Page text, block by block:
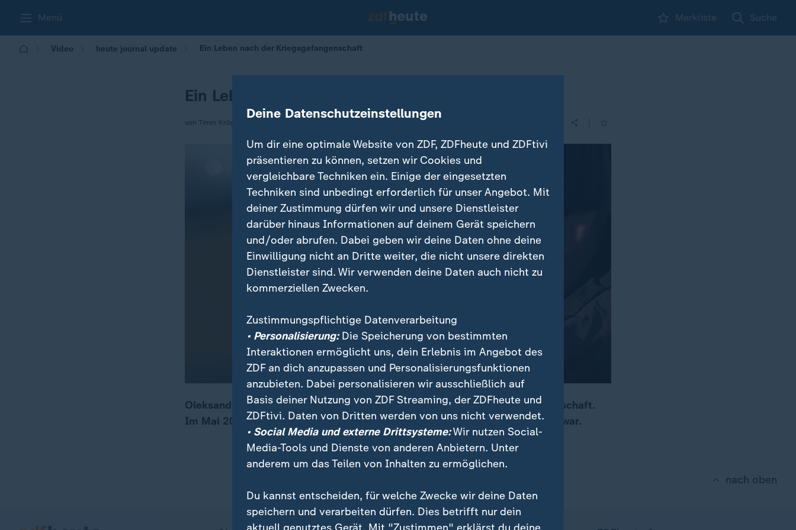
Menü Merkliste Suche
Video heute journal update Ein Leben nach der Kriegsgefangenschaft
Ein Leben nach der Kriegsgefangenschaft
von Timm Kröger
00:16 02:48
Oleksandr Negir aus der Ukraine war zwei Jahre lang in russischer Gefangenschaft.
Im Mai 2025 kam er frei. Noch immer ist er nicht der Mensch, der er einmal war.
nach oben
Deine Datenschutzeinstellungen
Um dir eine optimale Website von ZDF, ZDFheute und ZDFtivi
präsentieren zu können, setzen wir Cookies und
vergleichbare Techniken ein. Einige der eingesetzten
Techniken sind unbedingt erforderlich für unser Angebot. Mit
deiner Zustimmung dürfen wir und unsere Dienstleister
darüber hinaus Informationen auf deinem Gerät speichern
und/oder abrufen. Dabei geben wir deine Daten ohne deine
Einwilligung nicht an Dritte weiter, die nicht unsere direkten
Dienstleister sind. Wir verwenden deine Daten auch nicht zu
kommerziellen Zwecken.
Zustimmungspflichtige Datenverarbeitung
• Personalisierung:Die Speicherung von bestimmten
Interaktionen ermöglicht uns, dein Erlebnis im Angebot des
ZDF an dich anzupassen und Personalisierungsfunktionen
anzubieten. Dabei personalisieren wir ausschließlich auf
Basis deiner Nutzung von ZDF Streaming, der ZDFheute und
ZDFtivi. Daten von Dritten werden von uns nicht verwendet.
• Social Media und externe Drittsysteme:Wir nutzen Social-
Media-Tools und Dienste von anderen Anbietern. Unter
anderem um das Teilen von Inhalten zu ermöglichen.
Du kannst entscheiden, für welche Zwecke wir deine Daten
speichern und verarbeiten dürfen. Dies betrifft nur dein